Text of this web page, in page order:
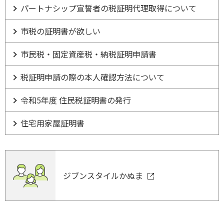
パートナシップ宣誓者の税証明代理取得について
市税の証明書が欲しい
市民税・固定資産税・納税証明申請書
税証明申請の際の本人確認方法について
令和5年度 住民税証明書の発行
住宅用家屋証明書
ジブンスタイルかぬま